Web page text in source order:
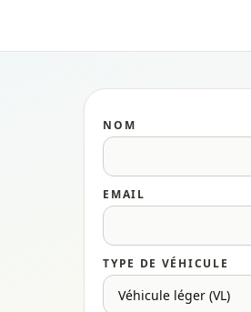
NOM
EMAIL
TYPE DE VÉHICULE